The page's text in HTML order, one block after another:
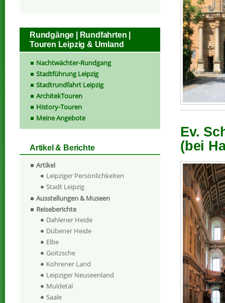
Ev.
(bei
Rundgänge | Rundfahrten |
Touren Leipzig & Umland
Nachtwächter-Rundgang
Stadtführung Leipzig
Stadtrundfahrt Leipzig
ArchitekTouren
History-Touren
Meine Angebote
Artikel & Berichte
Artikel
Leipziger Persönlichkeiten
Stadt Leipzig
Ausstellungen & Museen
Reiseberichte
Dahlener Heide
Dübener Heide
Elbe
Goitzsche
Kohrener Land
Leipziger Neuseenland
Muldetal
Saale